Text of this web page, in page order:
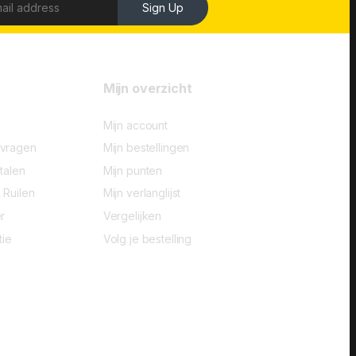
Sign Up
Mijn overzicht
Mijn account
Mijn bestellingen
Mijn punten
Mijn verlanglijst
Vergelijken
Volg je bestelling